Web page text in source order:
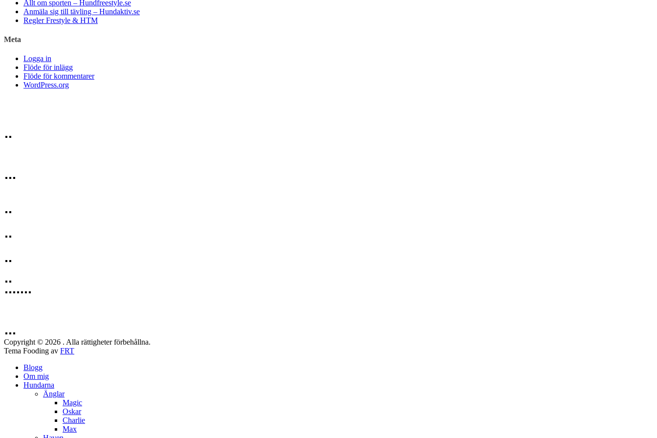
Allt om sporten – Hundfreestyle.se
Anmäla sig till tävling – Hundaktiv.se
Regler Frestyle & HTM
Meta
Logga in
Flöde för inlägg
Flöde för kommentarer
WordPress.org
Copyright © 2026 . Alla rättigheter förbehållna.
Tema Fooding av FRT
Blogg
Om mig
Hundarna
Änglar
Magic
Oskar
Charlie
Max